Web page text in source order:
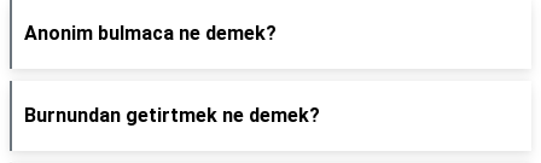
Anonim bulmaca ne demek?
Burnundan getirtmek ne demek?